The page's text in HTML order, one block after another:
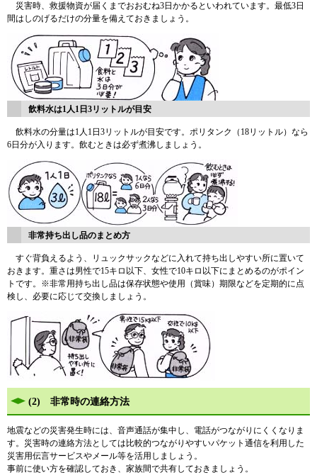
災害時、救援物資が届くまでおおむね3日かかるといわれています。最低3日
間はしのげるだけの分量を備えておきましょう。
飲料水は1人1日3リットルが目安
飲料水の分量は1人1日3リットルが目安です。ポリタンク（18リットル）なら
6日分が入ります。飲むときは必ず煮沸しましょう。
非常持ち出し品のまとめ方
すぐ背負えるよう、リュックサックなどに入れて持ち出しやすい所に置いて
おきます。重さは男性で15キロ以下、女性で10キロ以下にまとめるのがポイン
トです。※非常用持ち出し品は保存状態や使用（賞味）期限などを定期的に点
検し、必要に応じて交換しましょう。
(2) 非常時の連絡方法
地震などの災害発生時には、音声通話が集中し、電話がつながりにくくなりま
す。災害時の連絡方法としては比較的つながりやすいパケット通信を利用した
災害用伝言サービスやメール等を活用しましょう。
事前に使い方を確認しておき、家族間で共有しておきましょう。